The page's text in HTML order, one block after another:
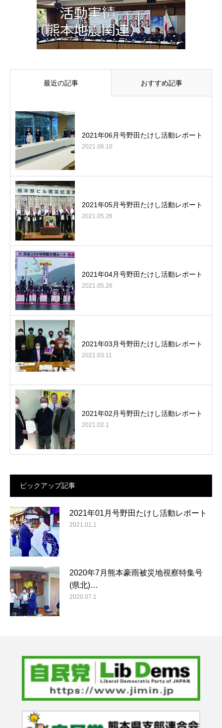
最近の記事 おすすめ記事
2021年06月号野田たけし活動レポート
2021.06.10
2021年05月号野田たけし活動レポート
2021.05.26
2021年04月号野田たけし活動レポート
2021.05.26
2021年03月号野田たけし活動レポート
2021.03.11
2021年02月号野田たけし活動レポート
2021.02.1
ピックアップ記事
2021年01月号野田たけし活動レポート
2021.01.1
2020年7月熊本豪雨被災地視察特集号
(県北)…
2020.07.1